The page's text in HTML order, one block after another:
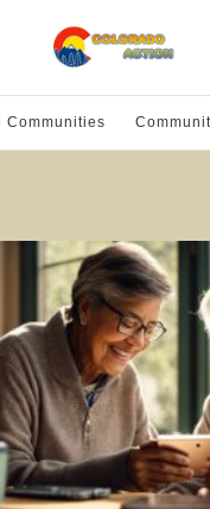
Communities